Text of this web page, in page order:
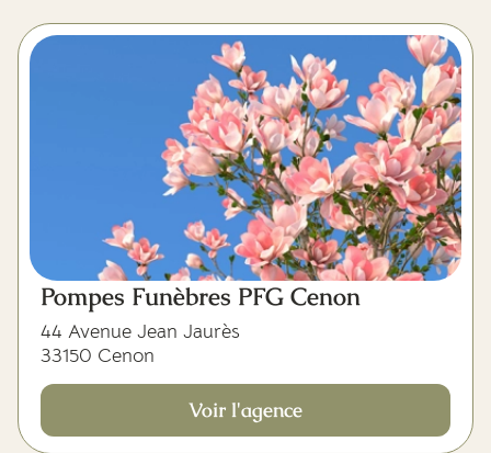
Pompes Funèbres PFG Cenon
44 Avenue Jean Jaurès
33150 Cenon
Voir l'agence